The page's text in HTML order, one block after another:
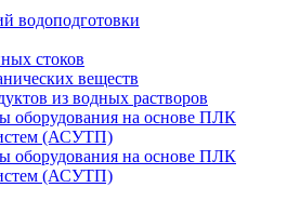
водоподготовки
стоков
веществ
из водных растворов
оборудования на основе ПЛК
(АСУТП)
оборудования на основе ПЛК
(АСУТП)